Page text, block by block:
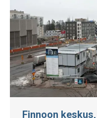
Finnoon